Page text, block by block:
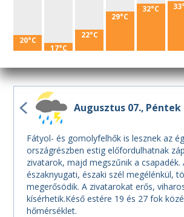
20°C
17°C
22°C
29°C
32°C
Augusztus 07. Péntek
Fátyol- és gomolyfelhők is lesznek az
országrészben estig előfordulhatnak
zivatarok, majd megszűnik a csapadék.
északnyugati, északi szél megélénkül,
megerősödik. A zivatarokat erős,
kísérhetik.Késő estére 19 és 27 fok
hőmérséklet.